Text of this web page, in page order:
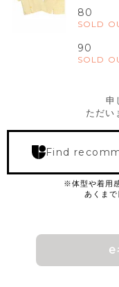
80
SOLD
90
SOLD
申
ただい
Find
e